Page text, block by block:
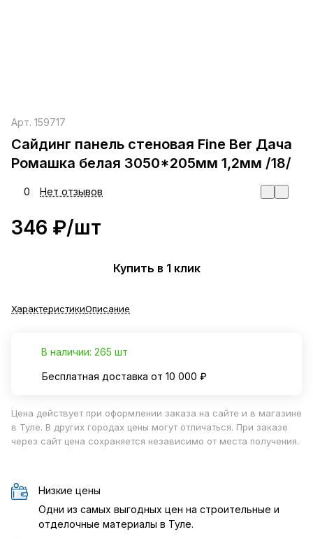
Арт. 159717
Сайдинг панель стеновая Fine Ber Дача
Ромашка белая 3050*205мм 1,2мм /18/
0 Нет отзывов
346 ₽/шт
Купить в 1 клик
ХарактеристикиОписание
В наличии: 265 шт
Бесплатная доставка от 10 000 ₽
Цена действует при оформлении заказа на сайте и в магазине
в Туле. В других городах цены могут отличаться. При заказе
через сайт цена сохраняется независимо от места получения.
Низкие цены
Одни из самых выгодных цен на строительные и
отделочные материалы в Туле.